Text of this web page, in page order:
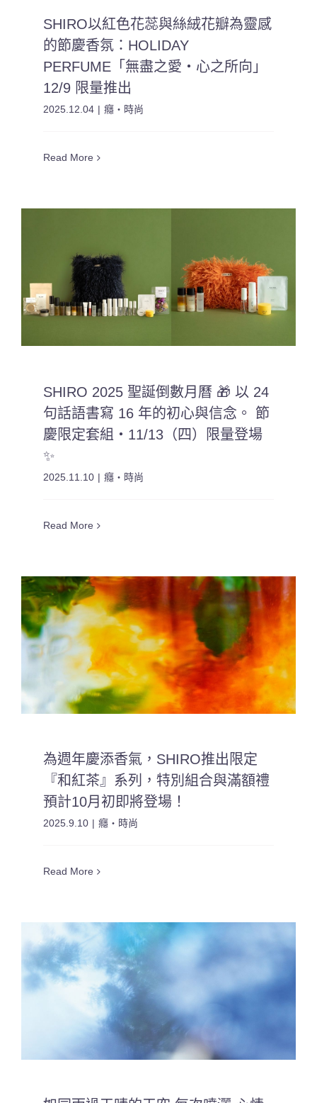
SHIRO以紅色花蕊與絲絨花瓣為靈感
的節慶香氛：HOLIDAY
PERFUME「無盡之愛・心之所向」
12/9 限量推出
2025.12.04 | 癮・時尚
Read More
SHIRO 2025 聖誕倒數月曆 🎁 以 24
句話語書寫 16 年的初心與信念。 節
慶限定套組・11/13（四）限量登場
✨
2025.11.10 | 癮・時尚
Read More
為週年慶添香氣，SHIRO推出限定
『和紅茶』系列，特別組合與滿額禮
預計10月初即將登場！
2025.9.10 | 癮・時尚
Read More